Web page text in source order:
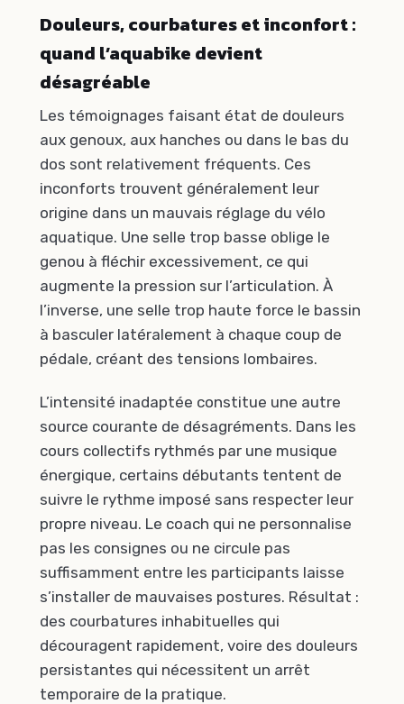
Douleurs, courbatures et inconfort :
quand l’aquabike devient
désagréable
Les témoignages faisant état de douleurs
aux genoux, aux hanches ou dans le bas du
dos sont relativement fréquents. Ces
inconforts trouvent généralement leur
origine dans un mauvais réglage du vélo
aquatique. Une selle trop basse oblige le
genou à fléchir excessivement, ce qui
augmente la pression sur l’articulation. À
l’inverse, une selle trop haute force le bassin
à basculer latéralement à chaque coup de
pédale, créant des tensions lombaires.
L’intensité inadaptée constitue une autre
source courante de désagréments. Dans les
cours collectifs rythmés par une musique
énergique, certains débutants tentent de
suivre le rythme imposé sans respecter leur
propre niveau. Le coach qui ne personnalise
pas les consignes ou ne circule pas
suffisamment entre les participants laisse
s’installer de mauvaises postures. Résultat :
des courbatures inhabituelles qui
découragent rapidement, voire des douleurs
persistantes qui nécessitent un arrêt
temporaire de la pratique.